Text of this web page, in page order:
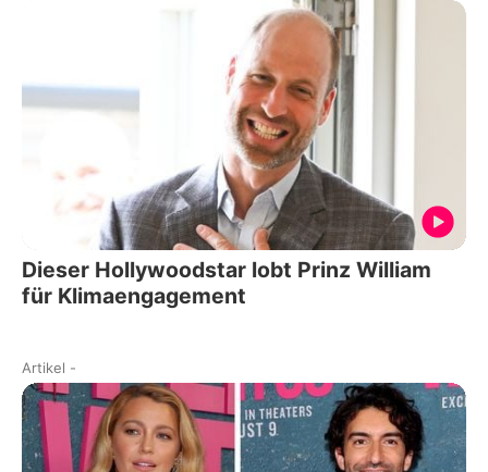
Dieser Hollywoodstar lobt Prinz William
für Klimaengagement
Artikel -